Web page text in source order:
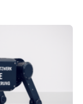
Gehirn. Die
verbrauchen
Da KI-Modelle